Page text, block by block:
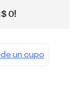
$ 0!